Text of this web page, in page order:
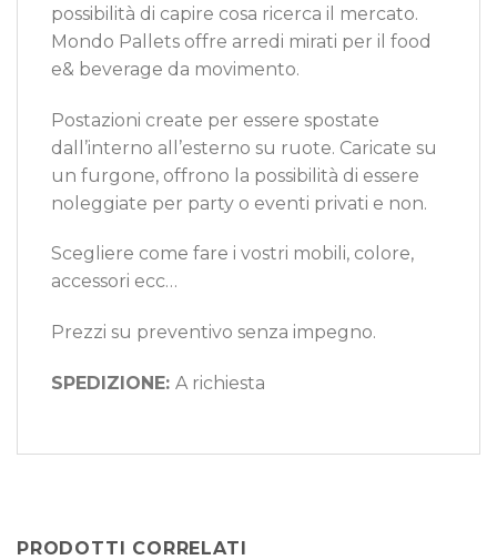
possibilità di capire cosa ricerca il mercato.
Mondo Pallets offre arredi mirati per il food
e& beverage da movimento.
Postazioni create per essere spostate
dall’interno all’esterno su ruote. Caricate su
un furgone, offrono la possibilità di essere
noleggiate per party o eventi privati e non.
Scegliere come fare i vostri mobili, colore,
accessori ecc…
Prezzi su preventivo senza impegno.
SPEDIZIONE: A richiesta
PRODOTTI CORRELATI